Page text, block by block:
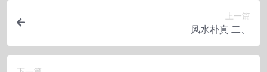
上一篇
风水朴真 二、